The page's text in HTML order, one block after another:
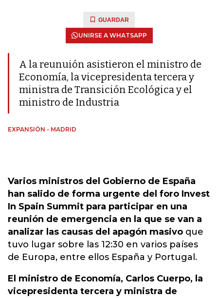
GUARDAR
UNIRSE A WHATSAPP
A la reunuión asistieron el ministro de
Economía, la vicepresidenta tercera y
ministra de Transición Ecológica y el
ministro de Industria
EXPANSIÓN - MADRID
Varios ministros del Gobierno de España
han salido de forma urgente del foro Invest
In Spain Summit para participar en una
reunión de emergencia en la que se van a
analizar las causas del apagón masivo que
tuvo lugar sobre las 12:30 en varios países
de Europa, entre ellos España y Portugal.
El ministro de Economía, Carlos Cuerpo, la
vicepresidenta tercera y ministra de